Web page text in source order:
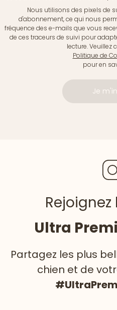
Nous utilisons des pixels de
d'abonnement, ce qui nous
fréquence des e-mails que vous
de ces traceurs de suivi pour
lecture. Veuillez
Politique de
pour en
Je
Ultra
Partagez les plus
chien et de